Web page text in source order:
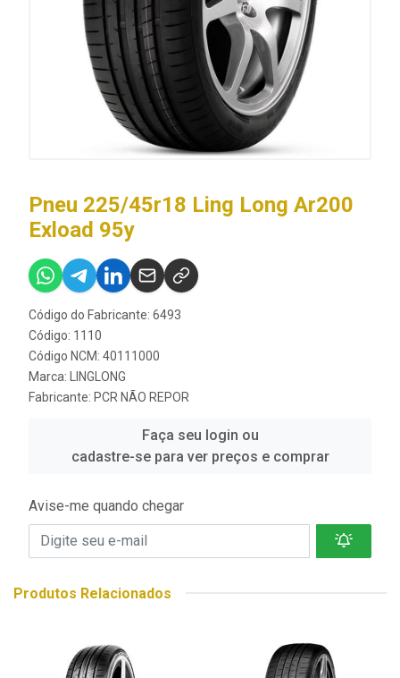
Pneu 225/45r18 Ling Long Ar200
Exload 95y
Código do Fabricante: 6493
Código: 1110
Código NCM: 40111000
Marca:
LINGLONG
Fabricante: PCR NÃO REPOR
Faça seu login ou
cadastre-se para ver preços e comprar
Avise-me quando chegar
Produtos Relacionados